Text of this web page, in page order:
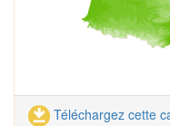
Téléchargez cette